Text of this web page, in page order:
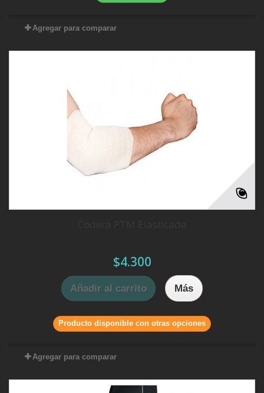
Agregar para comparar
$4.300
Añadir al carrito Más
Producto disponible con otras opciones
Agregar para comparar